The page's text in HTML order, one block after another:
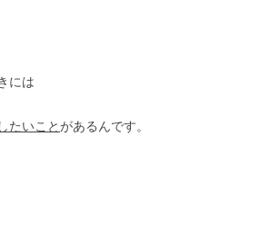
には
たいことがあるんです。